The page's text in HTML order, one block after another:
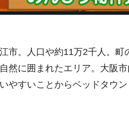
市。人口や約11万2千人。
然に囲まれたエリア。大阪
やすいことからベッドタウ